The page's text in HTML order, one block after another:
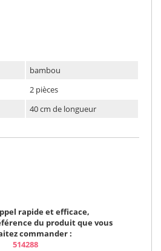
bambou
2 pièces
40 cm de longueur
rapide et efficace,
du produit que vous
commander :
514288